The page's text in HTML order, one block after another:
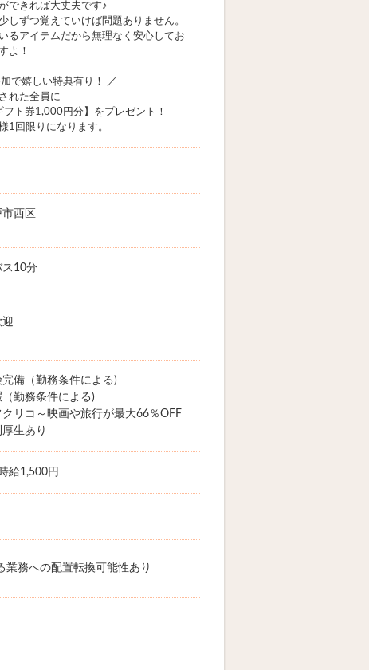
できれば大丈夫です♪
しずつ覚えていけば問題ありません。
るアイテムだから無理なく安心してお
よ！
で嬉しい特典有り！ ／
れた全員に
フト券1,000円分】をプレゼント！
1回限りになります。
西区
ス10分
迎
完備（勤務条件による)
（勤務条件による)
クリコ～映画や旅行が最大66％OFF
生あり
給1,500円
務への配置転換可能性あり